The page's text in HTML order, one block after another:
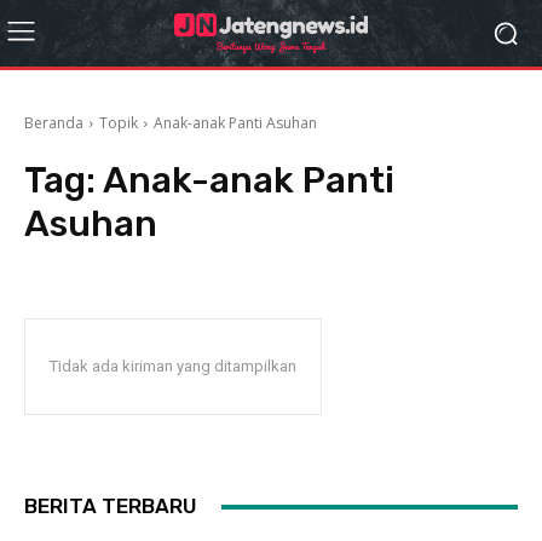
Beranda Topik Anak-anak Panti Asuhan
Tag: Anak-anak Panti
Asuhan
Tidak ada kiriman yang ditampilkan
BERITA TERBARU